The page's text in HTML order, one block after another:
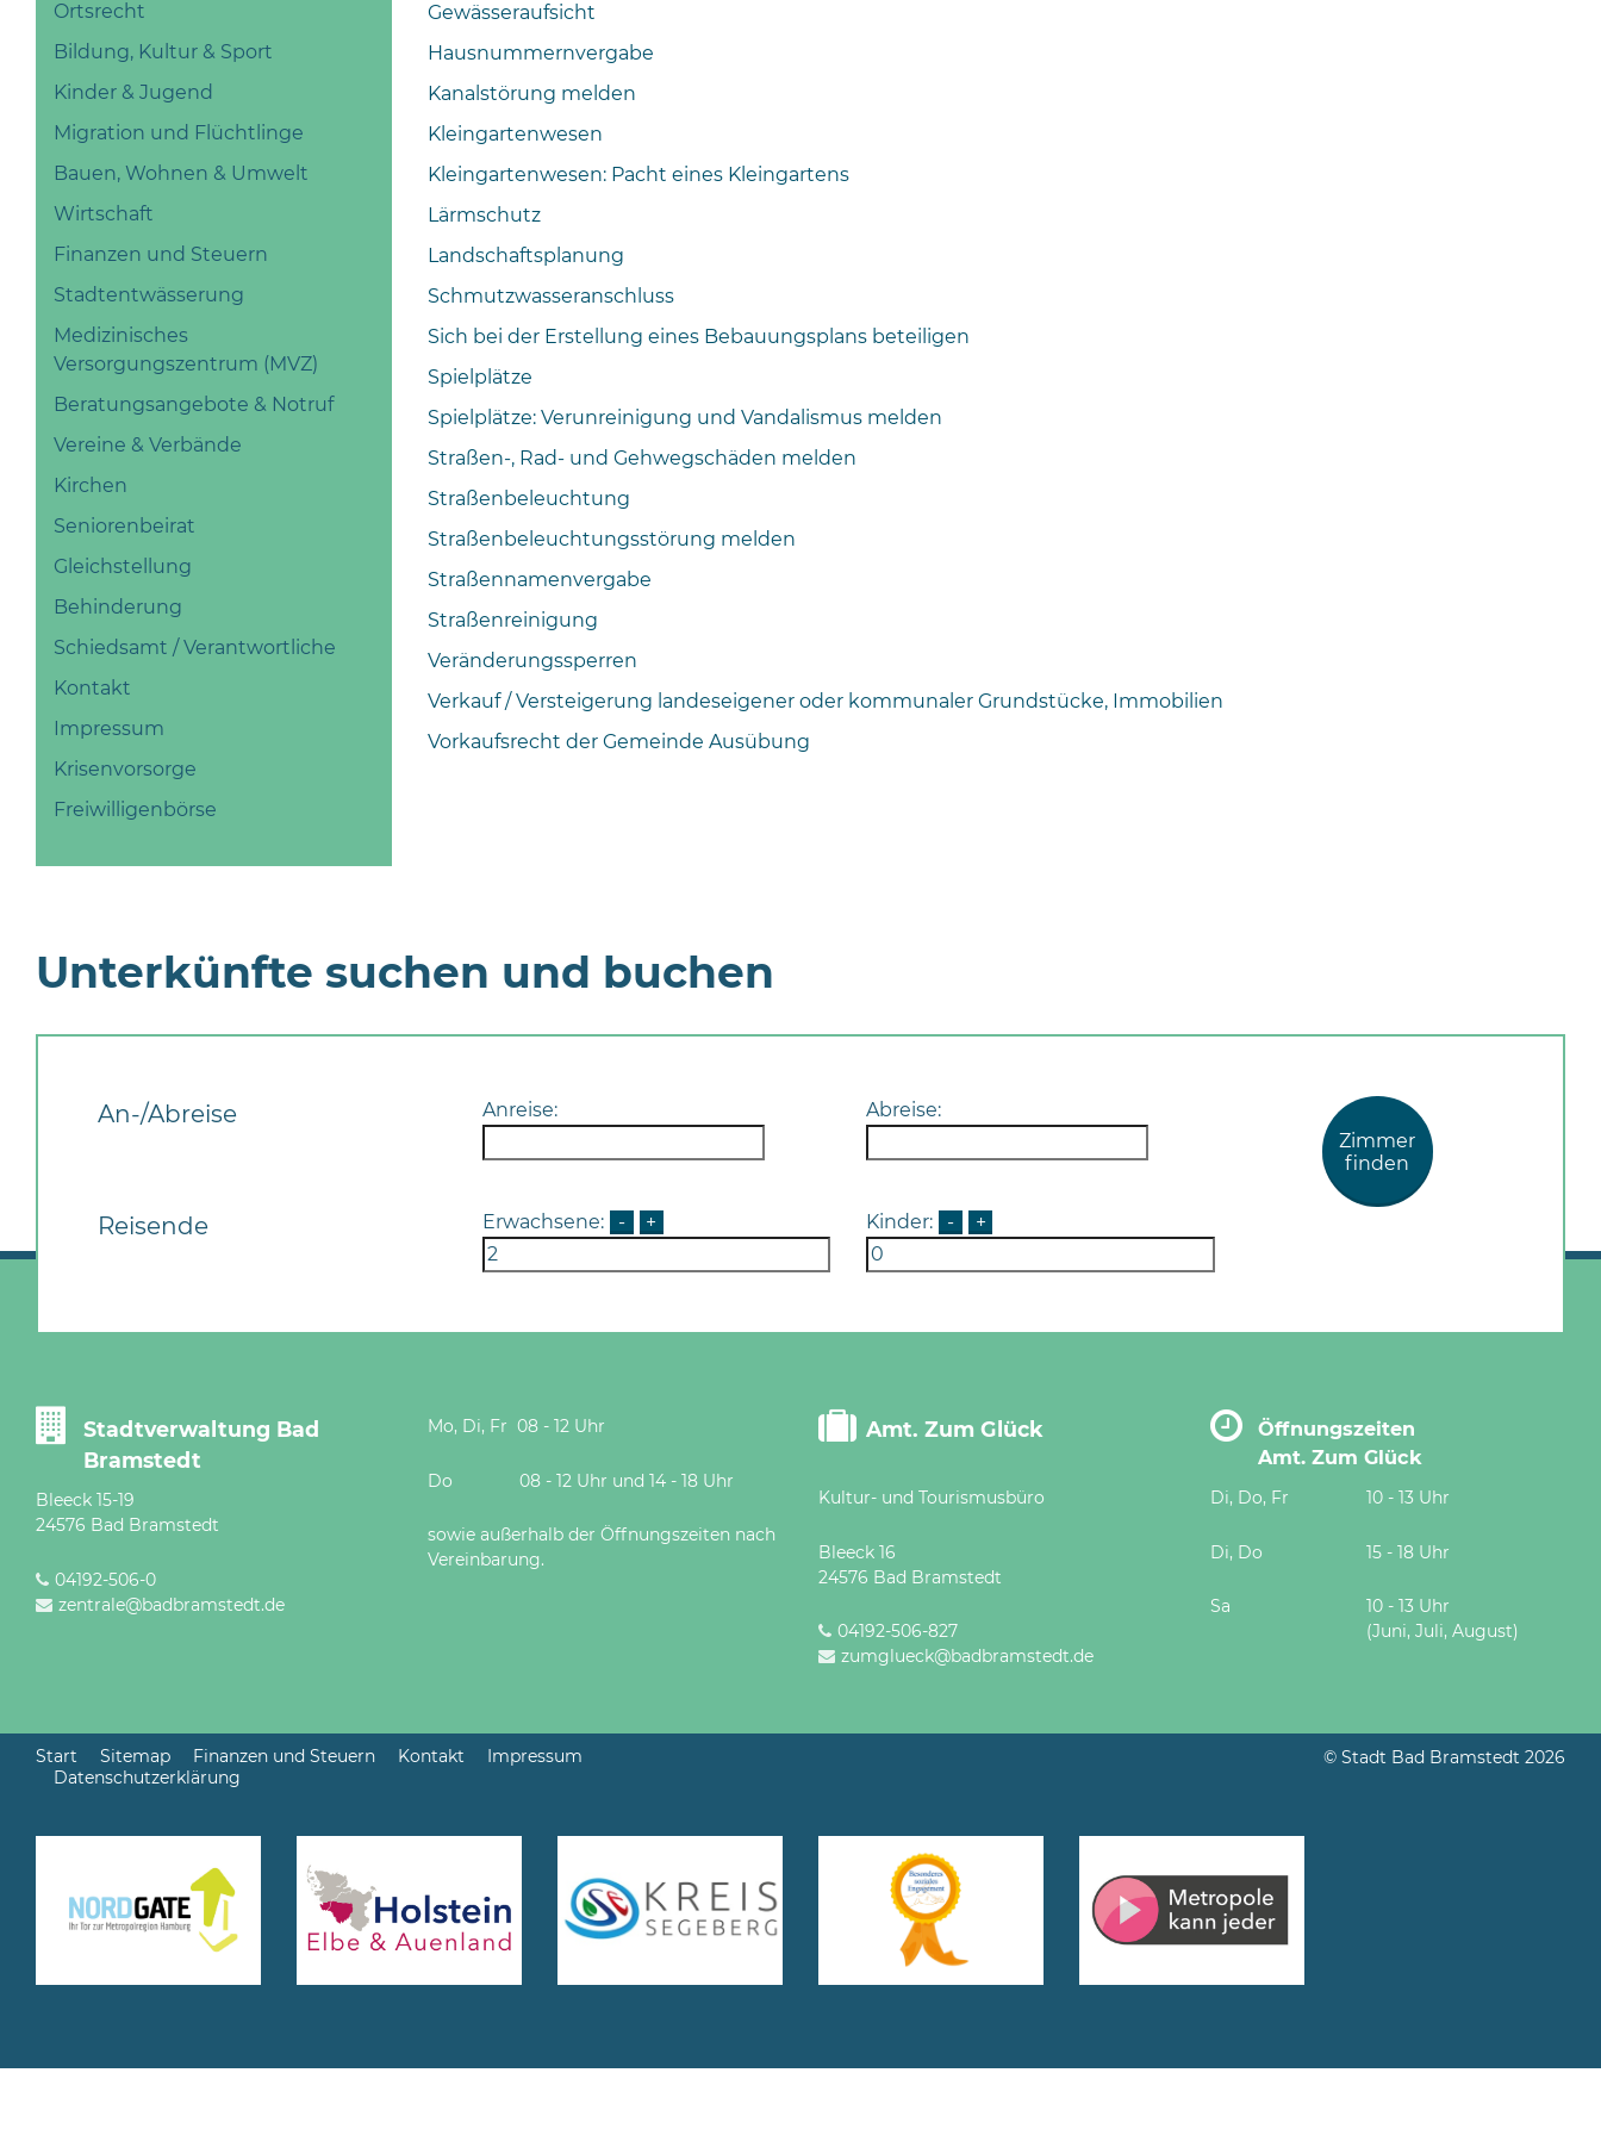
Ortsrecht
Bildung, Kultur & Sport
Kinder & Jugend
Migration und Flüchtlinge
Bauen, Wohnen & Umwelt
Wirtschaft
Finanzen und Steuern
Stadtentwässerung
Medizinisches
Versorgungszentrum (MVZ)
Beratungsangebote & Notruf
Vereine & Verbände
Kirchen
Seniorenbeirat
Gleichstellung
Behinderung
Schiedsamt / Verantwortliche
Kontakt
Impressum
Krisenvorsorge
Freiwilligenbörse
Gewässeraufsicht
Hausnummernvergabe
Kanalstörung melden
Kleingartenwesen
Kleingartenwesen: Pacht eines Kleingartens
Lärmschutz
Landschaftsplanung
Schmutzwasseranschluss
Sich bei der Erstellung eines Bebauungsplans beteiligen
Spielplätze
Spielplätze: Verunreinigung und Vandalismus melden
Straßen-, Rad- und Gehwegschäden melden
Straßenbeleuchtung
Straßenbeleuchtungsstörung melden
Straßennamenvergabe
Straßenreinigung
Veränderungssperren
Verkauf / Versteigerung landeseigener oder kommunaler Grundstücke, Immobilien
Vorkaufsrecht der Gemeinde Ausübung
Unterkünfte suchen und buchen
An-/Abreise Anreise: Abreise:
Reisende Erwachsene: - + Kinder: - +
Zimmer
finden
Stadtverwaltung Bad
Bramstedt
Bleeck 15-19
24576 Bad Bramstedt
04192-506-0
zentrale@badbramstedt.de
Mo, Di, Fr 08 - 12 Uhr
Do 08 - 12 Uhr und 14 - 18 Uhr
sowie außerhalb der Öffnungszeiten nach
Vereinbarung.
Amt. Zum Glück
Kultur- und Tourismusbüro
Bleeck 16
24576 Bad Bramstedt
04192-506-827
zumglueck@badbramstedt.de
Öffnungszeiten
Amt. Zum Glück
Di, Do, Fr 10 - 13 Uhr
Di, Do 15 - 18 Uhr
Sa
10 - 13 Uhr
(Juni, Juli, August)
Start Sitemap Finanzen und Steuern Kontakt
Impressum
Datenschutzerklärung
© Stadt Bad Bramstedt 2026